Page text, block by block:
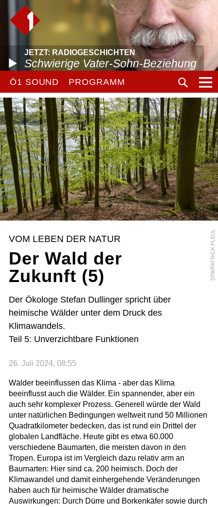
JETZT: RADIOGESCHICHTEN
Schwierige Vater-Sohn-Beziehung
Ö1 SOUND PROGRAMM
DPA/PATRICK PLEUL
VOM LEBEN DER NATUR
Der Wald der
Zukunft (5)
Der Ökologe Stefan Dullinger spricht über
heimische Wälder unter dem Druck des
Klimawandels.
Teil 5: Unverzichtbare Funktionen
26. Juli 2024, 08:55
Wälder beeinflussen das Klima - aber das Klima
beeinflusst auch die Wälder. Ein spannender, aber ein
auch sehr komplexer Prozess. Generell würde der Wald
unter natürlichen Bedingungen weltweit rund 50 Millionen
Quadratkilometer bedecken, das ist rund ein Drittel der
globalen Landfläche. Heute gibt es etwa 60.000
verschiedene Baumarten, die meisten davon in den
Tropen. Europa ist im Vergleich dazu relativ arm an
Baumarten: Hier sind ca. 200 heimisch. Doch der
Klimawandel und damit einhergehende Veränderungen
haben auch für heimische Wälder dramatische
Auswirkungen: Durch Dürre und Borkenkäfer sowie durch